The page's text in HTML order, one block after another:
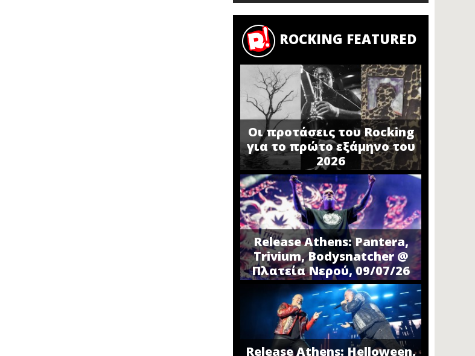
ROCKING FEATURED
Οι προτάσεις του Rocking
για το πρώτο εξάμηνο του
2026
Release Athens: Pantera,
Trivium, Bodysnatcher @
Πλατεία Νερού, 09/07/26
Release Athens: Helloween,